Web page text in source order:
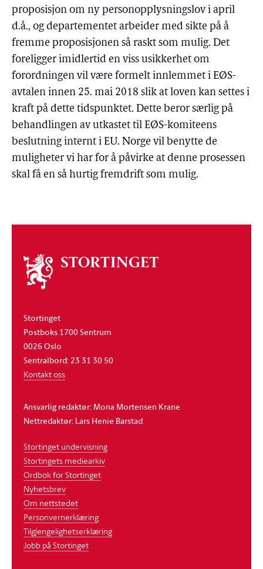
proposisjon om ny personopplysningslov i april
d.å., og departementet arbeider med sikte på å
fremme proposisjonen så raskt som mulig. Det
foreligger imidlertid en viss usikkerhet om
forordningen vil være formelt innlemmet i EØS-
avtalen innen 25. mai 2018 slik at loven kan settes i
kraft på dette tidspunktet. Dette beror særlig på
behandlingen av utkastet til EØS-komiteens
beslutning internt i EU. Norge vil benytte de
muligheter vi har for å påvirke at denne prosessen
skal få en så hurtig fremdrift som mulig.
Om
stortinget
Stortinget
Postboks 1700 Sentrum
0026 Oslo
Sentralbord: 23 31 30 50
Kontakt oss
Ansvarlig redaktør: Mona Mortensen Krane
Nettredaktør: Lars Henie Barstad
Stortinget undervisning
Stortingets mediearkiv
Ordbok for Stortinget
Nyhetsbrev
Om nettstedet
Personvernerklæring
Tilgjengelighetserklæring
Jobb på Stortinget